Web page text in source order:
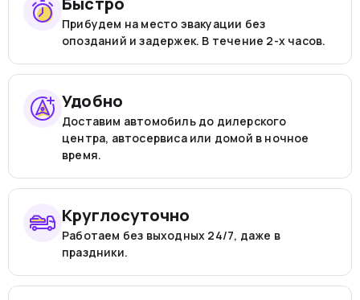
Прибудем на место эвакуации без
опозданий и задержек. В течение 2-х часов.
Удобно
Доставим автомобиль до дилерского
центра, автосервиса или домой в ночное
время.
Круглосуточно
Работаем без выходных 24/7, даже в
праздники.